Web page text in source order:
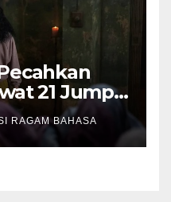
21 Jump
Club
RAGAM BAHASA